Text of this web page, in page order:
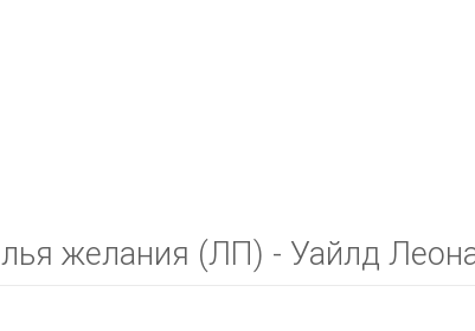
желания (ЛП) - Уайлд